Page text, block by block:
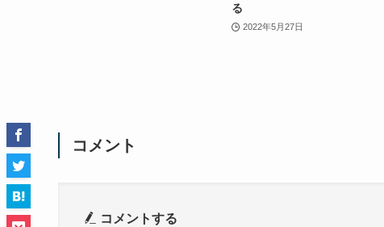
る
2022年5月27日
コメント
コメントする